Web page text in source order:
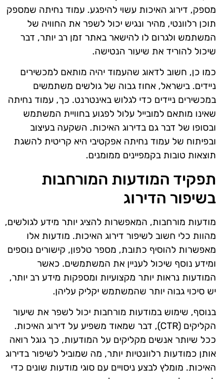
מספק, דירוג האיכות עשוי להיפגע. עמוד נחיתה שמספק
תוכן רלוונטי, מהיר ונגיש יכול לשפר את החוויה של
המשתמש ולגרום לו להישאר באתר זמן רב יותר, דבר
שיכול להוריד את שיעור הנטישה.
כמו כן, חשוב לדאוג שהעמוד יהיה מותאם למכשירים
ניידים. בישראל, אחוז גבוה של גולשים משתמשים
במכשירים ניידים כדי לגלוש באינטרנט. כך, עמוד נחיתה
שאינו מותאם למובייל עלול לפגוע בחוויית המשתמש
ובסופו של דבר גם בדירוג האיכות. השקעה בעיצוב
ובפיתוח של עמוד נחיתה אפקטיבי היא קריטית להשגת
תוצאות טובות בקמפיינים ממומנים.
תפקיד המודעות המורחבות
בשיפור הדירוג
מודעות מורחבות, המאפשרות להציג יותר מידע לגולשים,
מהוות כלי חשוב לשיפור דירוג האיכות. מודעות אלו
מאפשרות להוסיף כתובת, מספר טלפון, קישורים נוספים
ומידע נוסף שיכול לעניין את המשתמשים. כאשר
המודעות נראות יותר מקצועיות ומספקות מידע רב יותר,
יש סיכוי גבוה יותר שהמשתמש יקליק עליהן.
בנוסף, שימוש במודעות מורחבות יכול לשפר את שיעור
הקליקים (CTR), דבר שמאוד משפיע על דירוג האיכות.
ככל שיותר אנשים מקליקים על המודעות, כך גוגל רואה
אותן כמודעות רלוונטיות יותר, מה שמוביל לשיפור בדירוג
האיכות. מומלץ לבצע ניסויים עם סוגי מודעות שונים כדי